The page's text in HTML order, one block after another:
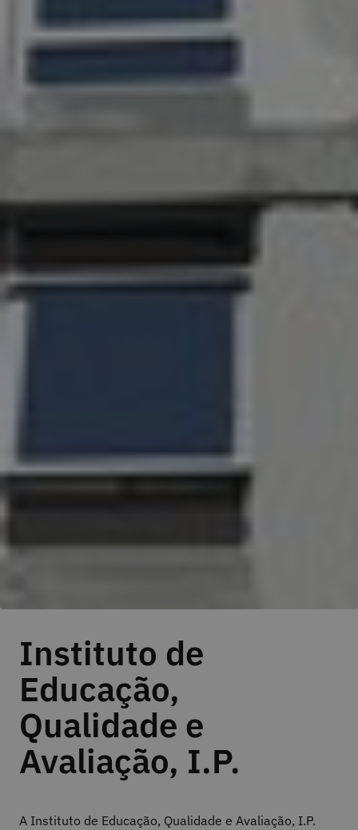
Instituto de
Educação,
Qualidade e
Avaliação, I.P.
A Instituto de Educação, Qualidade e Avaliação, I.P.